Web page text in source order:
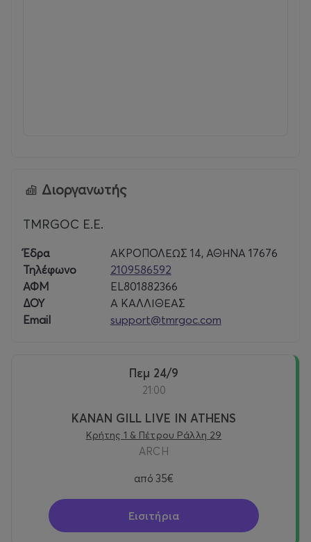
Διοργανωτής
TMRGOC E.E.
Έδρα
ΑΚΡΟΠΟΛΕΩΣ 14, ΑΘΗΝΑ 17676
Τηλέφωνο
2109586592
ΑΦΜ
EL801882366
ΔΟΥ
Α ΚΑΛΛΙΘΕΑΣ
Email
support@tmrgoc.com
Πεμ 24/9
21:00
KANAN GILL LIVE IN ATHENS
Κρήτης 1 & Πέτρου Ράλλη 29
ARCH
από 35€
Εισιτήρια